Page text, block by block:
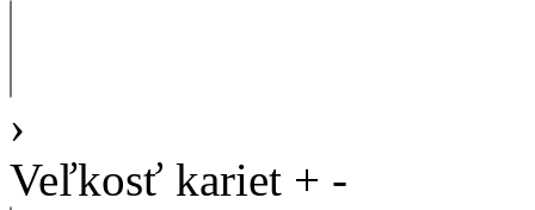
›
Veľkosť kariet + -